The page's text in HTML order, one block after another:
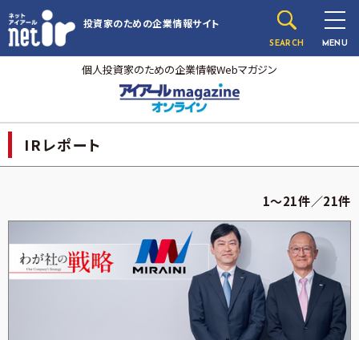
投資家のための企業情報サイト
SEARCH MENU
個人投資家のための企業情報Webマガジン
IRレポート
1～21件／21件